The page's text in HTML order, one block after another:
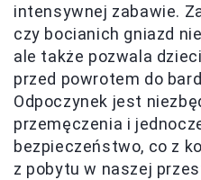
intensywnej zabawie.
czy bocianich gniazd
ale także pozwala
przed powrotem do
Odpoczynek jest
przemęczenia i
bezpieczeństwo, co z
z pobytu w naszej